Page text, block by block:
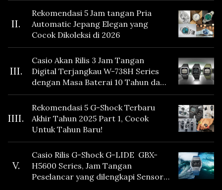
II.
Rekomendasi 5 Jam tangan Pria
Automatic Jepang Elegan yang
Cocok Dikoleksi di 2026
III.
Casio Akan Rilis 3 Jam Tangan
Digital Terjangkau W-738H Series
dengan Masa Baterai 10 Tahun dan
Fitur Vibration
IIII.
Rekomendasi 5 G-Shock Terbaru
Akhir Tahun 2025 Part 1, Cocok
Untuk Tahun Baru!
V.
Casio Rilis G-Shock G-LIDE GBX-
H5600 Series, Jam Tangan
Peselancar yang dilengkapi Sensor